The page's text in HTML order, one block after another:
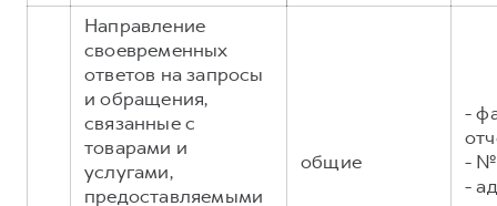
Направление
своевременных
ответов на запросы
и обращения,
связанные с
товарами и
услугами,
предоставляемыми
общие
-
- №
-